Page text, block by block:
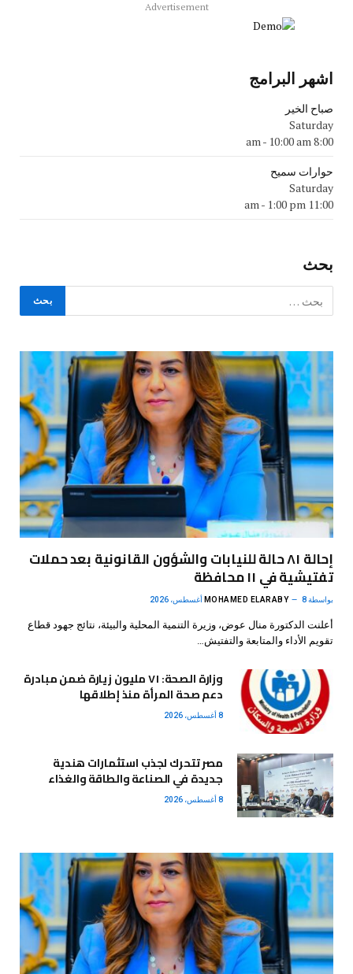
Advertisement
اشهر البرامج
صباح الخير
Saturday
8:00 am
- 10:00 am
حوارات سميح
Saturday
11:00 am
- 1:00 pm
بحث
إحالة ٨١ حالة للنيابات والشؤون القانونية بعد حملات
تفتيشية في ١١ محافظة
بواسطة MOHAMED ELARABY 8 أغسطس، 2026
أعلنت الدكتورة منال عوض، وزيرة التنمية المحلية والبيئة، نتائج جهود قطاع
تقويم الأداء والمتابعة والتفتيش…
وزارة الصحة: ٧١ مليون زيارة ضمن مبادرة
دعم صحة المرأة منذ إطلاقها
8 أغسطس، 2026
مصر تتحرك لجذب استثمارات هندية
جديدة في الصناعة والطاقة والغذاء
8 أغسطس، 2026